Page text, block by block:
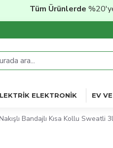
Tüm Ürünlerde%20'ye
ELEKTRONIK EV
Bandajlı Kısa Kollu Sweatli